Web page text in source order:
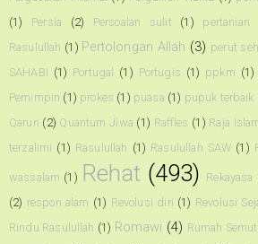
(1)
Persia (2) Persoalan sulit (1) pertanian
Rasulullah (1) Pertolongan Allah (3) perut
SAHABI (1) Portugal (1) Portugis (1) ppkm (1)
Pemimpin (1) prokes (1) puasa (1) pupuk terbaik
Qarun (2) Quantum Jiwa (1) Raffles (1) Raja
terzalimi (1) Rasulullah (1) Rasulullah SAW (1)
wassalam (1) Rehat (493)
(2) respon alam (1) Revolusi diri (1) Revolusi
Rindu Rasulullah (1) Romawi (4) Rumah Semut